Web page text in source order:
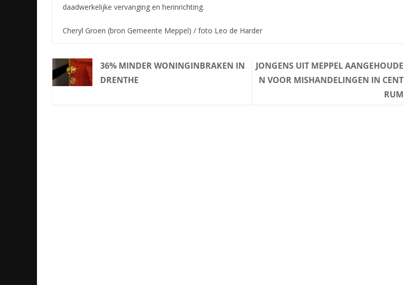
daadwerkelijke vervanging en herinrichting.
Cheryl Groen (bron Gemeente Meppel) / foto Leo de Harder
36% MINDER WONINGINBRAKEN IN
DRENTHE
JONGENS UIT MEPPEL AANGEHOUDE
N VOOR MISHANDELINGEN IN CENT
RUM